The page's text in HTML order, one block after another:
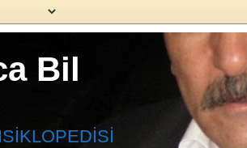
Bil